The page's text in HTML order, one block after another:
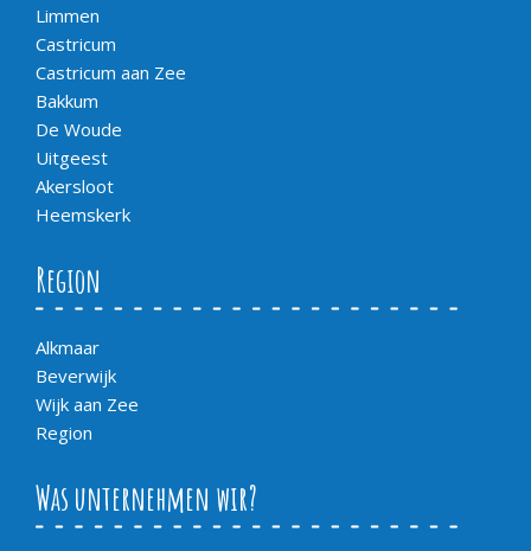
Limmen
Castricum
Castricum aan Zee
Bakkum
De Woude
Uitgeest
Akersloot
Heemskerk
Region
Alkmaar
Beverwijk
Wijk aan Zee
Region
Was unternehmen wir?